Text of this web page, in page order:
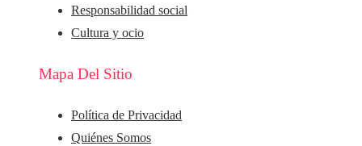
Responsabilidad social
Cultura y ocio
Mapa Del Sitio
Política de Privacidad
Quiénes Somos